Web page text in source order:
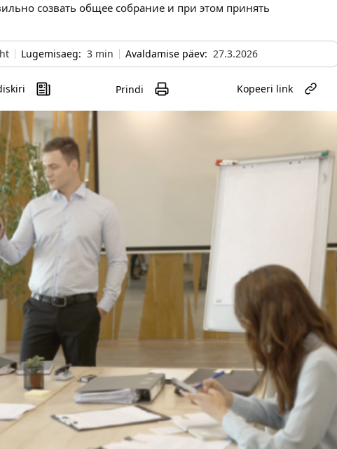
созвать общее собрание и при этом принять
Lugemisaeg: 3min Avaldamise päev: 27.3.2026
Prindi Kopeeri link